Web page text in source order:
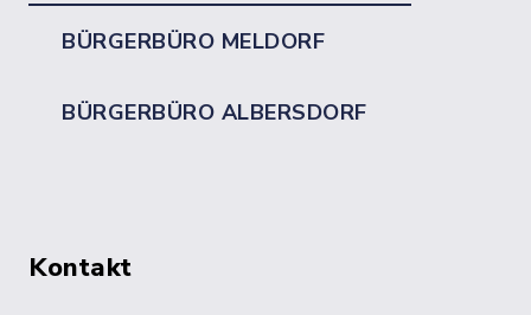
BÜRGERBÜRO MELDORF
BÜRGERBÜRO ALBERSDORF
Kontakt